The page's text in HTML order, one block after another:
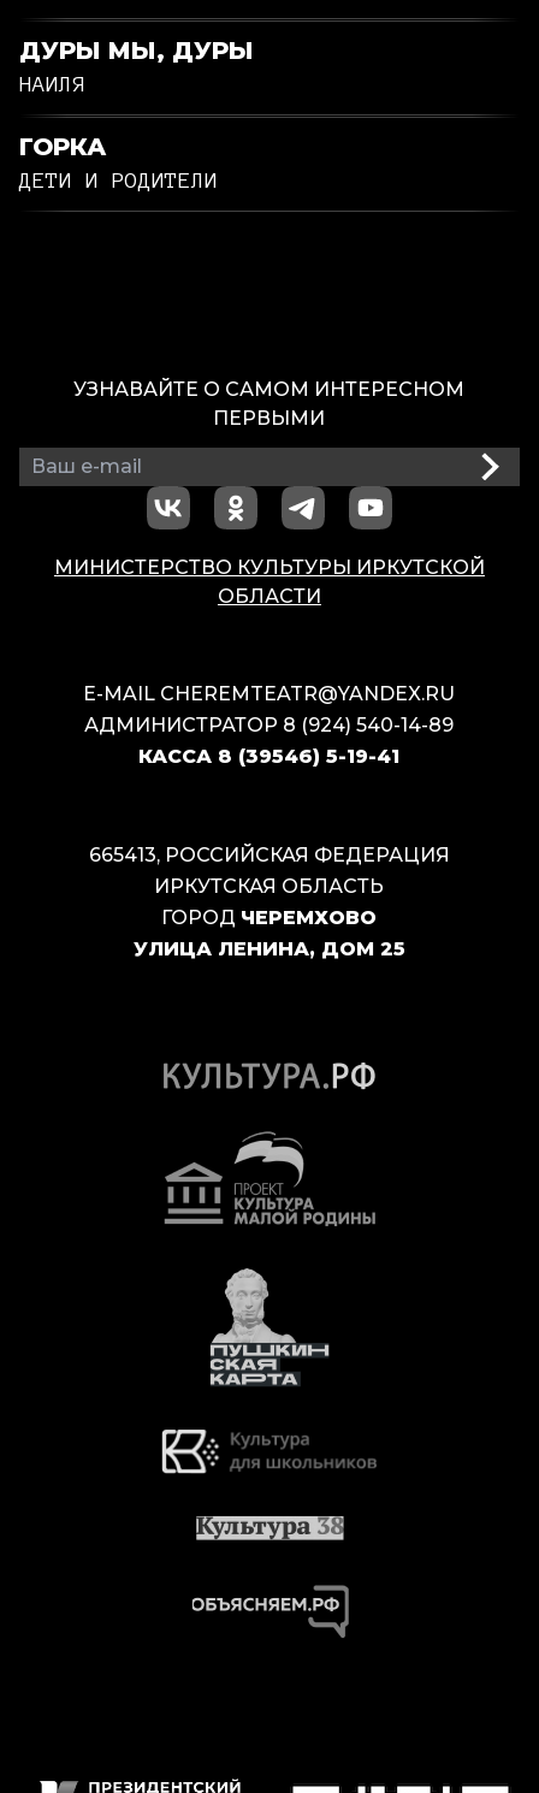
ДУРЫ МЫ, ДУРЫ
НАИЛЯ
ГОРКА
ДЕТИ И РОДИТЕЛИ
665413, РОССИЙСКАЯ ФЕДЕРАЦИЯ
ИРКУТСКАЯ ОБЛАСТЬ
ГОРОД ЧЕРЕМХОВО
УЛИЦА ЛЕНИНА, ДОМ 25
УЗНАВАЙТЕ О САМОМ ИНТЕРЕСНОМ
ПЕРВЫМИ
МИНИСТЕРСТВО КУЛЬТУРЫ ИРКУТСКОЙ
ОБЛАСТИ
E-MAIL CHEREMTEATR@YANDEX.RU
АДМИНИСТРАТОР 8 (924) 540-14-89
КАССА 8 (39546) 5-19-41